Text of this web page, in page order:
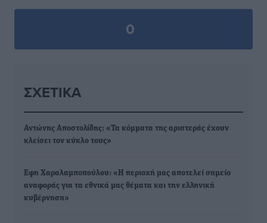
0
ΣΧΕΤΙΚΆ
Αντώνης Αποστολίδης: «Τα κόμματα της αριστεράς έχουν
κλείσει τον κύκλο τους»
Εφη Χαραλαμποπούλου: «Η περιοχή μας αποτελεί σημείο
αναφοράς για τα εθνικά μας θέματα και την ελληνική
κυβέρνηση»